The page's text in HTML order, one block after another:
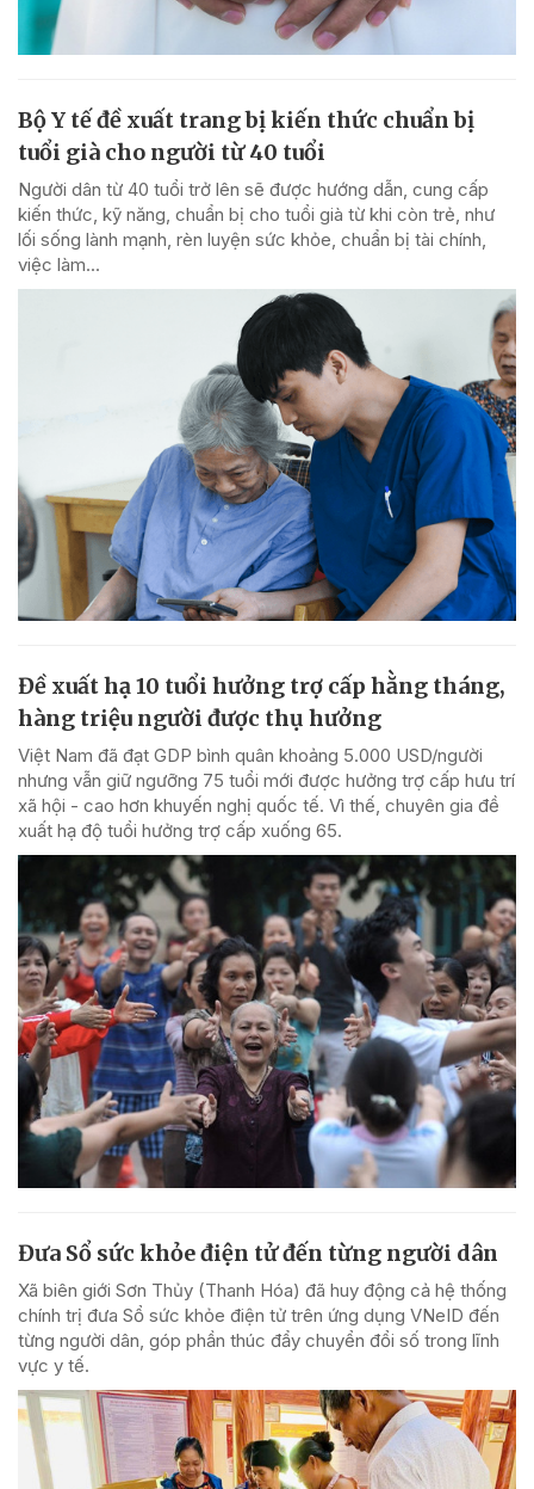
Bộ Y tế đề xuất trang bị kiến thức chuẩn bị
tuổi già cho người từ 40 tuổi
Người dân từ 40 tuổi trở lên sẽ được hướng dẫn, cung cấp
kiến thức, kỹ năng, chuẩn bị cho tuổi già từ khi còn trẻ, như
lối sống lành mạnh, rèn luyện sức khỏe, chuẩn bị tài chính,
việc làm...
Đề xuất hạ 10 tuổi hưởng trợ cấp hằng tháng,
hàng triệu người được thụ hưởng
Việt Nam đã đạt GDP bình quân khoảng 5.000 USD/người
nhưng vẫn giữ ngưỡng 75 tuổi mới được hưởng trợ cấp hưu trí
xã hội - cao hơn khuyến nghị quốc tế. Vì thế, chuyên gia đề
xuất hạ độ tuổi hưởng trợ cấp xuống 65.
Đưa Sổ sức khỏe điện tử đến từng người dân
Xã biên giới Sơn Thủy (Thanh Hóa) đã huy động cả hệ thống
chính trị đưa Sổ sức khỏe điện tử trên ứng dụng VNeID đến
từng người dân, góp phần thúc đẩy chuyển đổi số trong lĩnh
vực y tế.